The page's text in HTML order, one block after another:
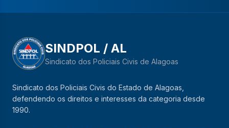
SINDPOL / AL
Sindicato dos Policiais Civis de Alagoas
Sindicato dos Policiais Civis do Estado de Alagoas,
defendendo os direitos e interesses da categoria desde
1990.